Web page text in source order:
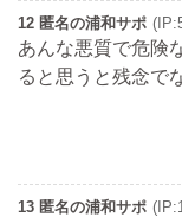
12 匿名の浦和サポ
あんな悪質で危険
ると思うと残念で
13 匿名の浦和サポ